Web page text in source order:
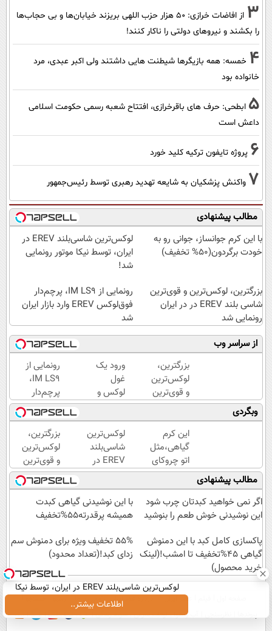
3
از افاضات خرازی: ۵۰ هزار حزب اللهی بریزند خیابان‌ها و بی حجاب‌ها
را بکشند و نیرو‌های دولتی را ناکار کنند!
4 خمسه: همه بازیگرها شیطنت هایی داشتند ولی اکبر عبدی، مرد
خانواده بود
5 ابطحی: حرف های باقرخرازی، افتتاح شعبه رسمی حکومت اسلامی
داعش است
6 پروژه تایفون ترکیه کلید خورد
7 واکنش پزشکیان به شایعه تهدید رهبری توسط رئیس‌جمهور
مطالب پیشنهادی
با این کرم جوانساز، جوانی رو به
خودت برگردون(50% تخفیف)
لوکس‌ترین شاسی‌بلند EREV در
ایران، توسط نیکا موتور رونمایی
شد!
بزرگترین، لوکس‌ترین و قوی‌ترین
شاسی بلند EREV در در ایران
رونمایی شد
رونمایی از IM LS9، پرچم‌دار
فوق‌لوکس EREV وارد بازار ایران
شد
از سراسر وب
بزرگترین،
لوکس‌ترین
و قوی‌ترین
شاسی بلند
EREV در
در ایران
رونمایی
شد
ورود یک
غول
لوکس و
هوشمند
به ایران،
IM LS9
رسماً
رونمایی
شد
رونمایی از
IM LS9،
پرچم‌دار
فوق‌لوکس
EREV
وارد بازار
ایران شد
وبگردی
این کرم
گیاهی،مثل
اتو چروکای
پوستتوصاف
میکنه!50%تخفیف
لوکس‌ترین
شاسی‌بلند
EREV در
ایران،
توسط نیکا
موتور
رونمایی
بزرگترین،
لوکس‌ترین
و قوی‌ترین
شاسی بلند
EREV در
در ایران
رونمایی
مطالب پیشنهادی
اگر نمی خواهید کبدتان چرب شود
این نوشیدنی خوش طعم را بنوشید
با این نوشیدنی گیاهی کبدت
همیشه پرقدرته55%تخفیف
پاکسازی کامل کبد با این دمنوش
گیاهی 45%تخفیف تا امشب!(لینک
خرید محصول)
55% تخفیف ویژه برای دمنوش سم
زدای کبد!(تعداد محدود)
لوکس‌ترین شاسی‌بلند EREV در ایران، توسط نیکا
موتور رونمایی شد!
اطلاعات بیشتر.. عصر ایران۲ درباره عصرایران تماس با ما
آب و هوا اوقات شرعی سواد زندگی